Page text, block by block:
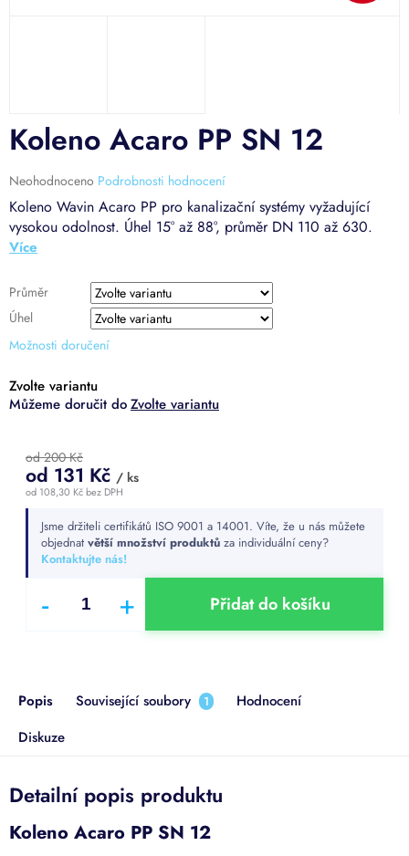
Průměr
Úhel
Možnosti doručení
Koleno Wavin Acaro PP pro kanalizační systémy vyžadující
vysokou odolnost. Úhel 15° až 88°, průměr DN 110 až 630.
Koleno Acaro PP SN 12
Průměrné
hodnocení
produktu
je
0,0
5
hvězdiček.
Neohodnoceno Podrobnosti hodnocení
Zvolte variantu
Zvolte variantu
od 200 Kč
od 131 Kč / ks
od 108,30 Kčbez DPH
cena:Jsme držiteli certifikátů ISO 9001 a 14001. Víte, že u nás můžete
objednat větší množství produktů za individuální ceny?
Kontaktujte nás!
Přidat do košíku
Popis Související soubory 1
Hodnocení
Diskuze
Detailní popis produktu
Koleno Acaro PP SN 12